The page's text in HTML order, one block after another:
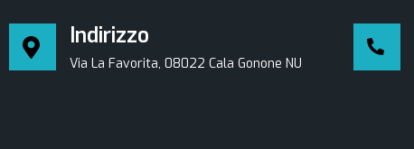
Indirizzo
Via La Favorita, 08022 Cala Gonone NU